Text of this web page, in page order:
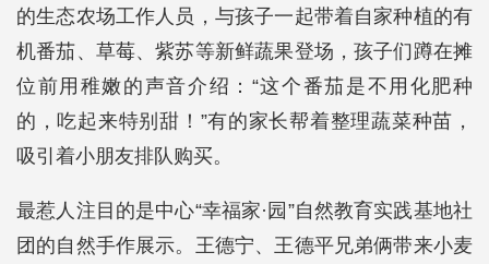
的生态农场工作人员，与孩子一起带着自家种植的有
机番茄、草莓、紫苏等新鲜蔬果登场，孩子们蹲在摊
位前用稚嫩的声音介绍：“这个番茄是不用化肥种
的，吃起来特别甜！”有的家长帮着整理蔬菜种苗，
吸引着小朋友排队购买。
最惹人注目的是中心“幸福家·园”自然教育实践基地社
团的自然手作展示。王德宁、王德平兄弟俩带来小麦